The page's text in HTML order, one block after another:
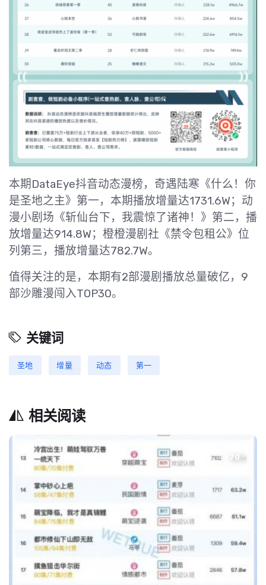
本期DataEye抖音动态漫榜，奇遇陆寒《什么！你
是圣地之主》第一，本期播放增量达1731.6W；动
漫小剧场《斩仙台下，我震惊了诸神！》第二，播
放增量达914.8W；橙橙漫剧社《禁令包租公》位
列第三，播放增量达782.7W。
值得关注的是，本期有2部漫剧播放总量破亿，9
部沙雕漫闯入TOP30。
关键词
圣地 增量 动态 第一
相关阅读
70